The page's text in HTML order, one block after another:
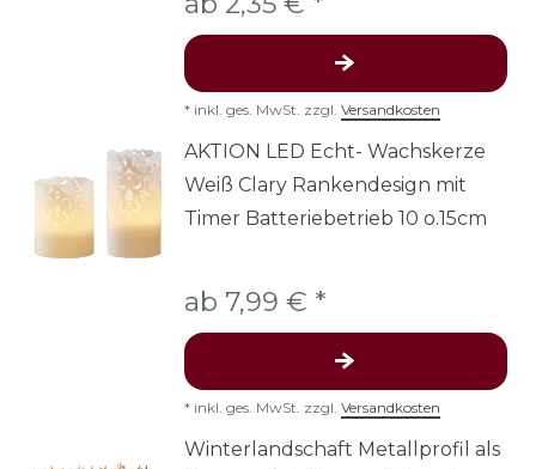
* inkl. ges. MwSt. zzgl. Versandkosten
AKTION LED Echt- Wachskerze
Weiß Clary Rankendesign mit
Timer Batteriebetrieb 10 o.15cm
ab 7,99 € *
* inkl. ges. MwSt. zzgl. Versandkosten
Winterlandschaft Metallprofil als